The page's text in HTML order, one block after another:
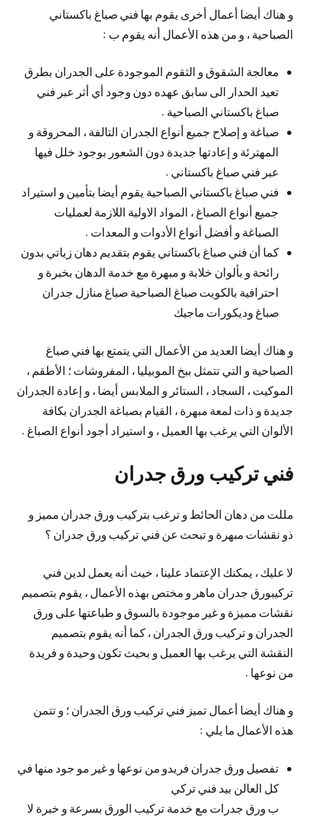
و هناك أيضا أعمال أخرى يقوم بها فني صباغ باكستاني
الصباحية ، و من هذه الأعمال أنه يقوم ب :
معالجة الشقوق و الثقوم الموجودة على الجدران بطرق
تعيد الحدار الى سابق عهده دون وجود أي أثر عبر فني
صباغ باكستاني الصباحية .
صباغة و إصلاح جميع أنواع الجدران التالفة ، المحروقة و
المهترئة و إعادتها جديدة دون الشعور بوجود خلل فيها
عبر فني صباغ باكستاني .
فني صباغ باكستاني الصباحية يقوم أيضا بتأمين و استيراد
جميع أنواع الصباغ ، المواد الاولية اللازمة لعمليات
الصباغة و أفضل أنواع الأدوات و المعدات .
كما أن فني صباغ باكستاني يقوم بتقديم دهان زياتي بدون
رائحة و بألوان خلابة و مبهرة مع خدمة الدهان بخبرة و
احترافية بالكويت صباغ الصباحية صباغ منازل جدران
صباغ وديكورات ماجيك
و هناك أيضا العديد من الأعمال التي يتمتع بها فني صباغ
الصباحية و التي تتمثل ببخ الموبيليا ، المفروشات ؛ الأطقم ،
الموكيت ، السجاد ، الستائر و الملابس أيضا ، و إعادة الجدران
جديدة و ذات لمعة مبهرة ، القيام بصباغة الجدران بكافة
الألوان التي يرغب بها العميل ، و استيراد أجود أنواع الصباغ .
فني تركيب ورق جدران
مللت من دهان الحائط و ترغب بتركيب ورق جدران مميز و
ذو نقشات مبهرة و تبحث عن فني تركيب ورق جدران ؟
لا عليك ، يمكنك الإعتماد علينا ، خيث أنه يعمل لدين فني
تركيبورق جدران ماهر و مختص بهذه الأعمال ، يقوم بتصميم
نقشات مميزة و غير موجودة بالسوق و طباعتها على ورق
الجدران و تركيب ورق الجدران ، كما أنه يقوم بتصميم
النقشة التي يرغب بها العميل و بحيث تكون وحيدة و فريدة
من نوعها .
و هناك أيضا أعمال تميز فني تركيب ورق الجدران ؛ و تتمن
هذه الأعمال ما يلي :
تفصيل ورق جدران فريدو من نوعها و غير مو جود منها في
كل العالن بيد فني تركي
ب ورق جدرات مع خدمة تركيب الورق بسرعة و خبرة لا